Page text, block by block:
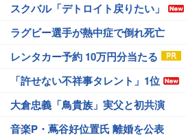
スクバル「デトロイト戻りたい」
ラグビー選手が熱中症で倒れ死亡
レンタカー予約 10万円分当たる
「許せない不祥事タレント」1位
大倉忠義「鳥貴族」実父と初共演
音楽P・蔦谷好位置氏 離婚を公表